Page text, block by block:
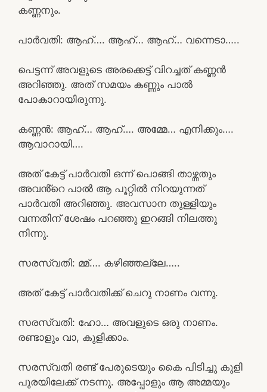
കണ്ണനും.
പാർവതി: ആഹ്…. ആഹ്… ആഹ്… വന്നെടാ…..
പെട്ടന്ന് അവളുടെ അരക്കെട്ട് വിറച്ചത് കണ്ണൻ
അറിഞ്ഞു. അത് സമയം കണ്ണും പാൽ
പോകാറായിരുന്നു.
കണ്ണൻ: ആഹ്… ആഹ്…. അമ്മേ… എനിക്കും….
ആവാറായി….
അത് കേട്ട് പാർവതി ഒന്ന് പൊങ്ങി താഴ്ന്നതും
അവൻ്റെ പാൽ ആ പൂറ്റിൽ നിറയുന്നത്
പാർവതി അറിഞ്ഞു. അവസാന തുള്ളിയും
വന്നതിന് ശേഷം പറഞ്ഞു ഇറങ്ങി നിലത്തു
നിന്നു.
സരസ്വതി: മ്മ്…. കഴിഞ്ഞല്ലേ…..
അത് കേട്ട് പാർവതിക്ക് ചെറു നാണം വന്നു.
സരസ്വതി: ഹോ… അവളുടെ ഒരു നാണം.
രണ്ടാളും വാ, കുളിക്കാം.
സരസ്വതി രണ്ട് പേരുടെയും കൈ പിടിച്ചു കുളി
പുരയിലേക്ക് നടന്നു. അപ്പോളും ആ അമ്മയും